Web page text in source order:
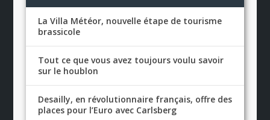
La Villa Météor, nouvelle étape de tourisme
brassicole
Tout ce que vous avez toujours voulu savoir
sur le houblon
Desailly, en révolutionnaire français, offre des
places pour l’Euro avec Carlsberg